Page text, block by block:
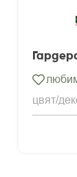
цвят/